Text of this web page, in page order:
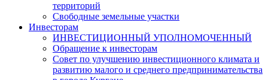
территорий
Свободные земельные участки
Инвесторам
ИНВЕСТИЦИОННЫЙ УПОЛНОМОЧЕННЫЙ
Обращение к инвесторам
Совет по улучшению инвестиционного климата и
развитию малого и среднего предпринимательства